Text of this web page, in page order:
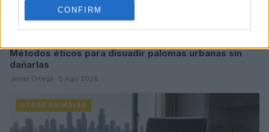
CONFIRM
Métodos éticos para disuadir palomas urbanas sin
dañarlas
Javier Ortega · 5 Ago 2026
OTROS ANIMALES